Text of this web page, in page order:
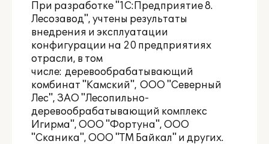
При разработке "1С:Предприятие 8.
Лесозавод", учтены результаты
внедрения и эксплуатации
конфигурации на 20 предприятиях
отрасли, в том
числе: деревообрабатывающий
комбинат "Камский", ООО "Северный
Лес", ЗАО "Лесопильно-
деревообрабатывающий комплекс
Игирма", ООО "Фортуна", ООО
"Сканика", ООО "ТМ Байкал" и других.